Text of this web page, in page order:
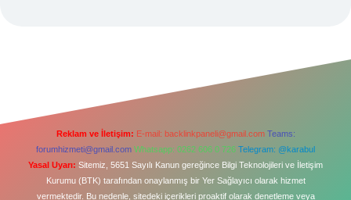
Reklam ve İletişim: E-mail: backlinkpaneli@gmail.com Teams:
forumhizmeti@gmail.com Whatsapp: 0262 606 0 726 Telegram: @karabul
Yasal Uyarı: Sitemiz, 5651 Sayılı Kanun gereğince Bilgi Teknolojileri ve İletişim
Kurumu (BTK) tarafından onaylanmış bir Yer Sağlayıcı olarak hizmet
vermektedir. Bu nedenle, sitedeki içerikleri proaktif olarak denetleme veya